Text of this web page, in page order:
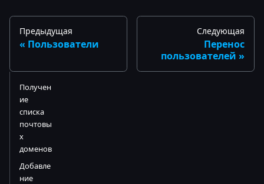
Предыдущая
Пользователи
Следующая
Перенос
пользователей
Получен
ие
списка
почтовы
х
доменов
Добавле
ние